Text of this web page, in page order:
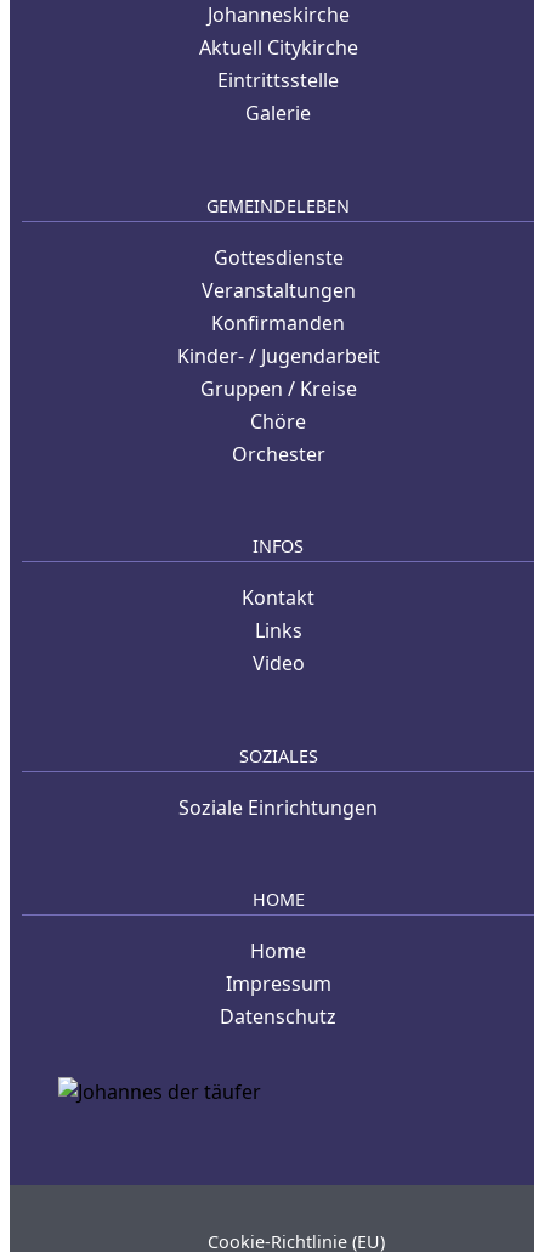
Johanneskirche
Aktuell Citykirche
Eintrittsstelle
Galerie
GEMEINDELEBEN
Gottesdienste
Veranstaltungen
Konfirmanden
Kinder- / Jugendarbeit
Gruppen / Kreise
Chöre
Orchester
INFOS
Kontakt
Links
Video
SOZIALES
Soziale Einrichtungen
HOME
Home
Impressum
Datenschutz
Cookie-Richtlinie (EU)